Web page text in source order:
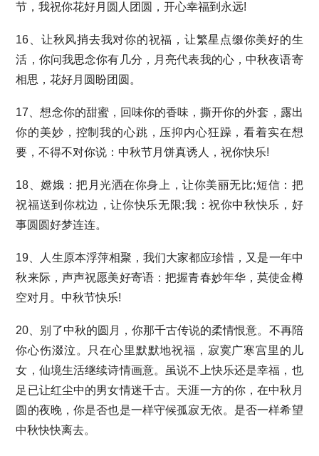
节，我祝你花好月圆人团圆，开心幸福到永远!
16、让秋风捎去我对你的祝福，让繁星点缀你美好的生
活，你问我思念你有几分，月亮代表我的心，中秋夜语寄
相思，花好月圆盼团圆。
17、想念你的甜蜜，回味你的香味，撕开你的外套，露出
你的美妙，控制我的心跳，压抑内心狂躁，看着实在想
要，不得不对你说：中秋节月饼真诱人，祝你快乐!
18、嫦娥：把月光洒在你身上，让你美丽无比;短信：把
祝福送到你枕边，让你快乐无限;我：祝你中秋快乐，好
事圆圆好梦连连。
19、人生原本浮萍相聚，我们大家都应珍惜，又是一年中
秋来际，声声祝愿美好寄语：把握青春妙年华，莫使金樽
空对月。中秋节快乐!
20、别了中秋的圆月，你那千古传说的柔情恨意。不再陪
你心伤涰泣。只在心里默默地祝福，寂寞广寒宫里的儿
女，仙境生活继续诗情画意。虽说不上快乐还是幸福，也
足已让红尘中的男女情迷千古。天涯一方的你，在中秋月
圆的夜晚，你是否也是一样守候孤寂无依。是否一样希望
中秋快快离去。